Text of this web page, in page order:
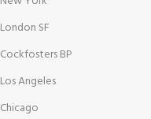
London SF
Cockfosters BP
Los Angeles
Chicago